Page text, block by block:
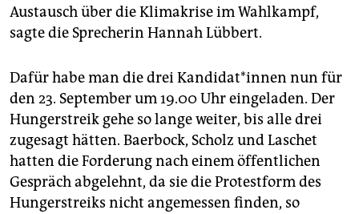
Austausch über die Klimakrise im Wahlkampf,
sagte die Sprecherin Hannah Lübbert.
Dafür habe man die drei Kan­di­da­t*in­nen nun für
den 23. September um 19.00 Uhr eingeladen. Der
Hungerstreik gehe so lange weiter, bis alle drei
zugesagt hätten. Baerbock, Scholz und Laschet
hatten die Forderung nach einem öffentlichen
Gespräch abgelehnt, da sie die Protestform des
Hungerstreiks nicht angemessen finden, so